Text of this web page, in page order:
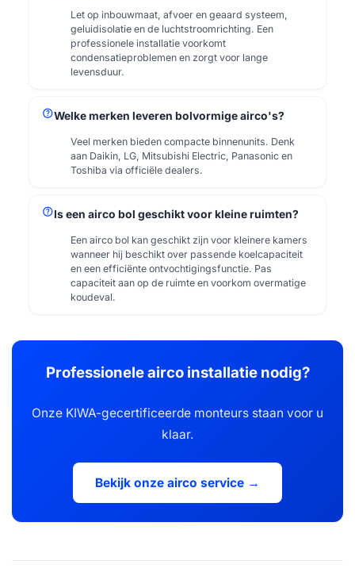
Let op inbouwmaat, afvoer en geaard systeem,
geluidisolatie en de luchtstroomrichting. Een
professionele installatie voorkomt
condensatieproblemen en zorgt voor lange
levensduur.
helpWelke merken leveren bolvormige airco's?
Veel merken bieden compacte binnenunits. Denk
aan Daikin, LG, Mitsubishi Electric, Panasonic en
Toshiba via officiële dealers.
helpIs een airco bol geschikt voor kleine ruimten?
Een airco bol kan geschikt zijn voor kleinere kamers
wanneer hij beschikt over passende koelcapaciteit
en een efficiënte ontvochtigingsfunctie. Pas
capaciteit aan op de ruimte en voorkom overmatige
koudeval.
Professionele airco installatie nodig?
Onze KIWA-gecertificeerde monteurs staan voor u
klaar.
Bekijk onze airco service →